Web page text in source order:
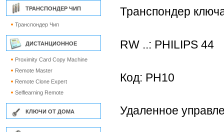
ТРАНСПОНДЕР ЧИП
Транспондер Чип
ДИСТАНЦИОННОЕ
Proximity Card Copy Machine
Remote Master
Remote Clone Expert
Selflearning Remote
КЛЮЧИ ОТ ДОМА
Транспондер
RW ..: PHILIPS 44
Код: PH10
Удаленное